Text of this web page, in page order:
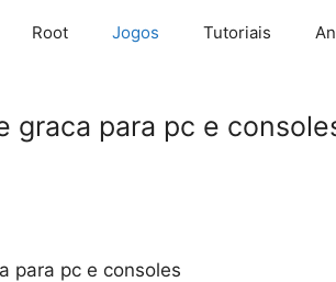
Root Jogos Tutoriais
graca para pc e
para pc e consoles